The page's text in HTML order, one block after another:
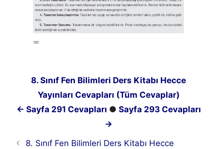
8. Sınıf Fen Bilimleri Ders Kitabı Hecce
Yayınları Cevapları (Tüm Cevaplar)
← Sayfa 291 Cevapları ● Sayfa 293 Cevapları
→
8. Sınıf Fen Bilimleri Ders Kitabı Hecce